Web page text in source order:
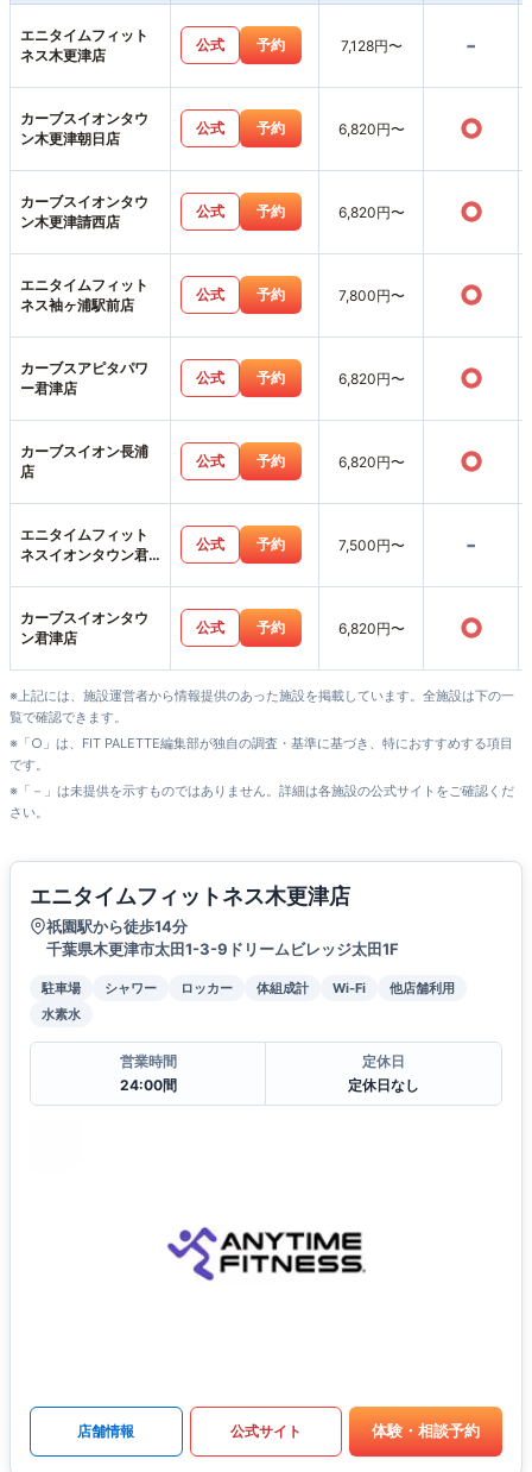
エニタイムフィット
ネス木更津店
公式 予約 7,128円〜 -
カーブスイオンタウ
ン木更津朝日店
公式 予約 6,820円〜 ○
カーブスイオンタウ
ン木更津請西店
公式 予約 6,820円〜 ○
エニタイムフィット
ネス袖ヶ浦駅前店
公式 予約 7,800円〜 ○
カーブスアピタパワ
ー君津店
公式 予約 6,820円〜 ○
カーブスイオン長浦
店
公式 予約 6,820円〜 ○
エニタイムフィット
ネスイオンタウン君
公式 予約 7,500円〜 -
カーブスイオンタウ
ン君津店
公式 予約 6,820円〜 ○
※上記には、施設運営者から情報提供のあった施設を掲載しています。全施設は下の一
覧で確認できます。
※「○」は、FIT PALETTE編集部が独自の調査・基準に基づき、特におすすめする項目
です。
※「－」は未提供を示すものではありません。詳細は各施設の公式サイトをご確認くだ
さい。
エニタイムフィットネス木更津店
祇園駅から徒歩14分
千葉県木更津市太田1-3-9ドリームビレッジ太田1F
駐車場 シャワー ロッカー 体組成計 Wi-Fi
他店舗利用
水素水
営業時間
24:00間
定休日
定休日なし
店舗情報 公式サイト 体験・相談予約